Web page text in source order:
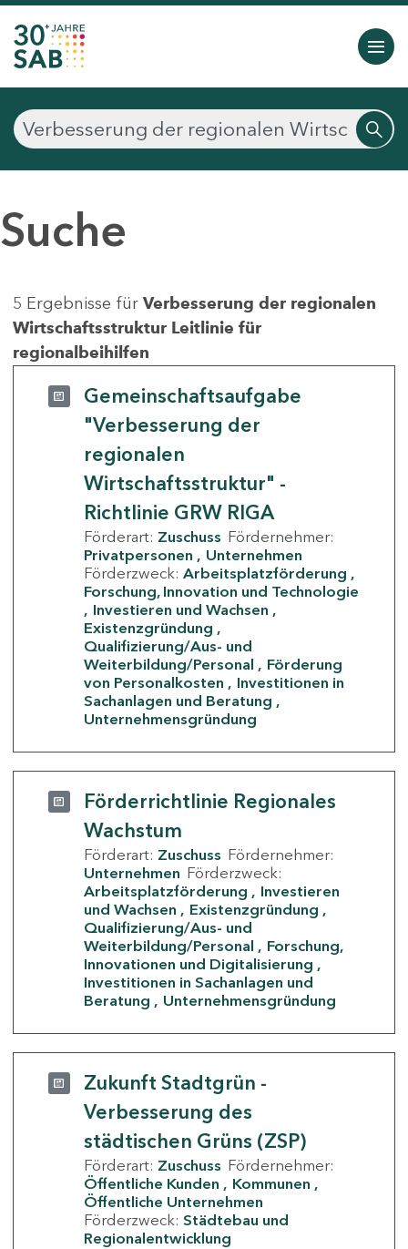
Suche
5 Ergebnisse für Verbesserung der regionalen
Wirtschaftsstruktur Leitlinie für
regionalbeihilfen
Gemeinschaftsaufgabe
"Verbesserung der
regionalen
Wirtschaftsstruktur" -
Richtlinie GRW RIGA
Förderart: Zuschuss Fördernehmer:
Privatpersonen
Unternehmen
Förderzweck: Arbeitsplatzförderung
Forschung, Innovation und Technologie
Investieren und Wachsen
Existenzgründung
Qualifizierung/Aus- und
Weiterbildung/Personal
Förderung
von Personalkosten
Investitionen in
Sachanlagen und Beratung
Unternehmensgründung
Förderrichtlinie Regionales
Wachstum
Förderart: Zuschuss Fördernehmer:
Unternehmen Förderzweck:
Arbeitsplatzförderung
Investieren
und Wachsen
Existenzgründung
Qualifizierung/Aus- und
Weiterbildung/Personal
Forschung,
Innovationen und Digitalisierung
Investitionen in Sachanlagen und
Beratung
Unternehmensgründung
Zukunft Stadtgrün -
Verbesserung des
städtischen Grüns (ZSP)
Förderart: Zuschuss Fördernehmer:
Öffentliche Kunden
Kommunen
Öffentliche Unternehmen
Förderzweck: Städtebau und
Regionalentwicklung